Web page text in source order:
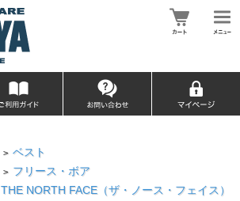
> ベスト
> フリース・ボア
THE NORTH FACE（ザ・ノース・フェイス）